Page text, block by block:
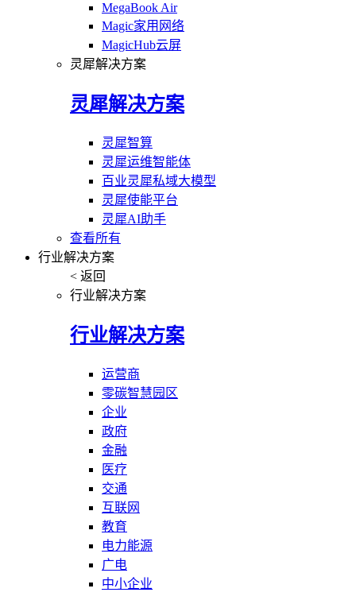
MegaBook Air
Magic家用网络
MagicHub云屏
灵犀解决方案
灵犀解决方案
灵犀智算
灵犀运维智能体
百业灵犀私域大模型
灵犀使能平台
灵犀AI助手
查看所有
行业解决方案
< 返回
行业解决方案
行业解决方案
运营商
零碳智慧园区
企业
政府
金融
医疗
交通
互联网
教育
电力能源
广电
中小企业